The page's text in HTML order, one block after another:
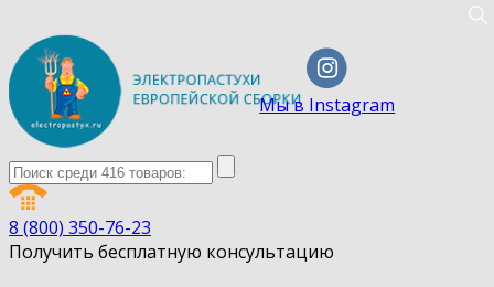
8 (800) 350-76-23
Получить бесплатную консультацию
Мы в Instagram